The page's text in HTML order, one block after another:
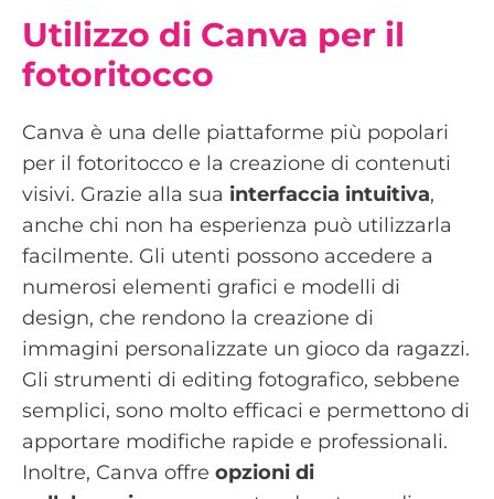
Utilizzo di Canva per il
fotoritocco
Canva è una delle piattaforme più popolari
per il fotoritocco e la creazione di contenuti
visivi. Grazie alla sua interfaccia intuitiva,
anche chi non ha esperienza può utilizzarla
facilmente. Gli utenti possono accedere a
numerosi elementi grafici e modelli di
design, che rendono la creazione di
immagini personalizzate un gioco da ragazzi.
Gli strumenti di editing fotografico, sebbene
semplici, sono molto efficaci e permettono di
apportare modifiche rapide e professionali.
Inoltre, Canva offre opzioni di